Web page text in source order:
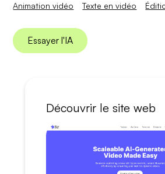
Animation vidéo
Texte en vidéo
Essayer l'IA
Découvrir le site web